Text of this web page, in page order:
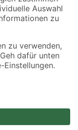
Angebote sind unter
Verfügbarkeiten beziehen
Speditionsversand, hier
widerrufen